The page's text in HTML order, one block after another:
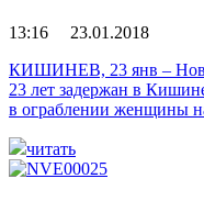
13:16 23.01.2018
КИШИНЕВ, 23 янв –
23 лет задержан в
в ограблении женщины
читать